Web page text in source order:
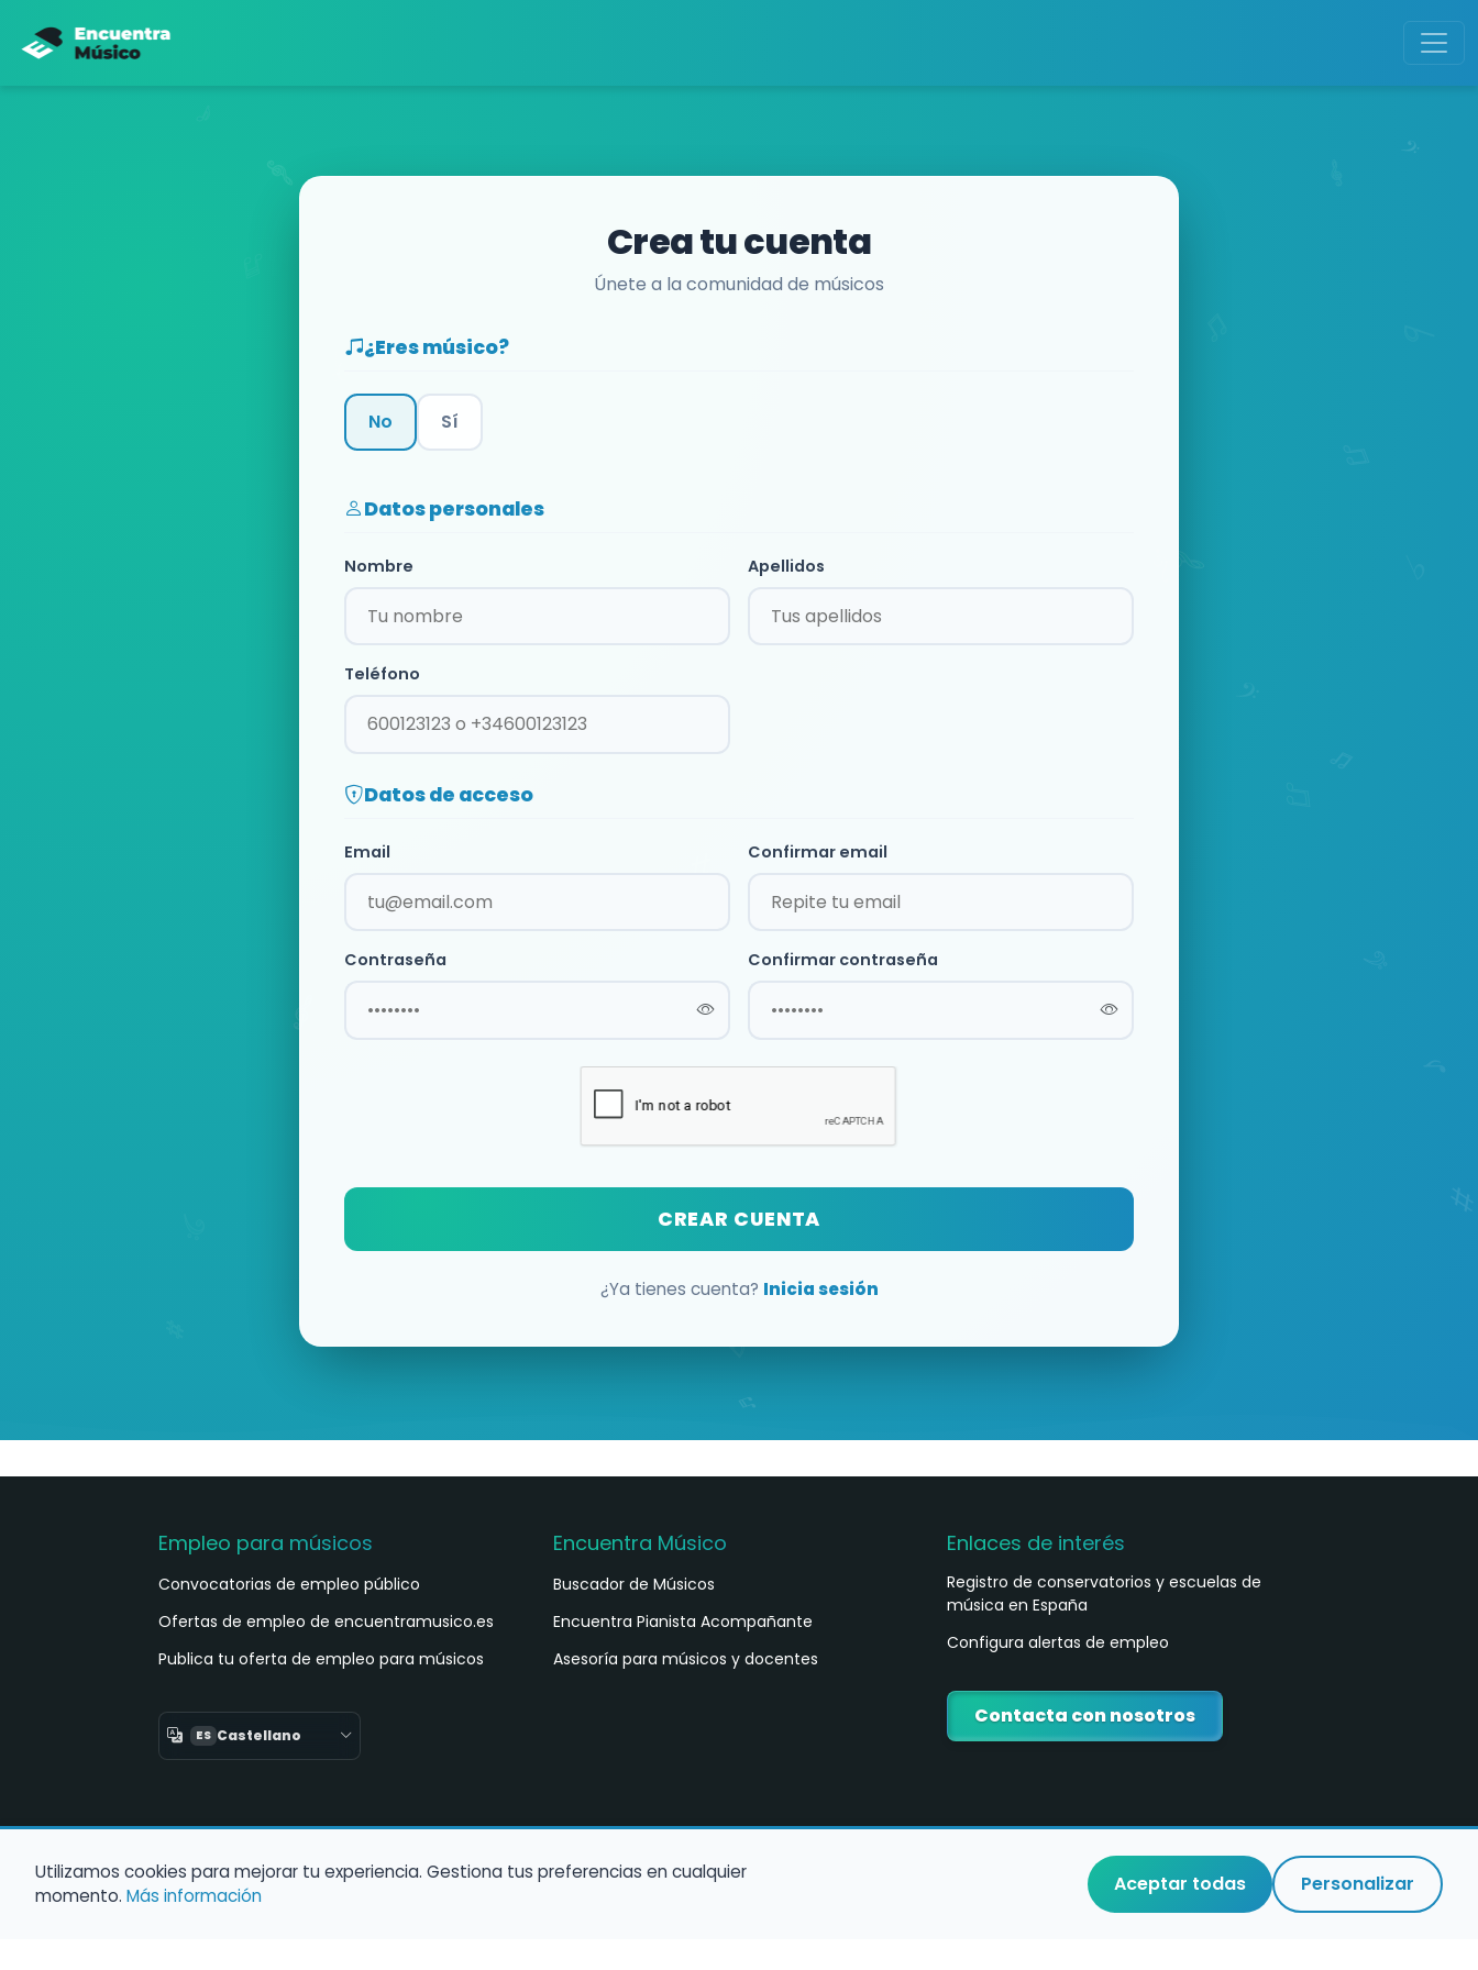
Crea tu cuenta
Únete a la comunidad de músicos
¿Eres músico?
No Sí
Datos personales
Nombre Apellidos
Teléfono
Datos de acceso
Email Confirmar email
Contraseña Confirmar contraseña
CREAR CUENTA
¿Ya tienes cuenta? Inicia sesión
Empleo para músicos
Convocatorias de empleo público
Ofertas de empleo de encuentramusico.es
Publica tu oferta de empleo para músicos
ES Castellano
Encuentra Músico
Buscador de Músicos
Encuentra Pianista Acompañante
Asesoría para músicos y docentes
Enlaces de interés
Registro de conservatorios y escuelas de
música en España
Configura alertas de empleo
Contacta con nosotros
Utilizamos cookies para mejorar tu experiencia. Gestiona tus preferencias en cualquier
momento. Más información Aceptar todas Personalizar